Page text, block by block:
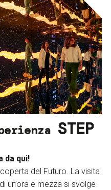
STEP
da qui!
del Futuro. La visita
un’ora e mezza si svolge